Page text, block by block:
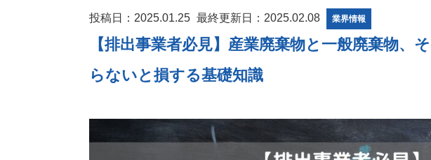
投稿日：2025.01.25 最終更新日：2025.02.08 業界情報
【排出事業者必見】産業廃棄物と一般廃棄物、
らないと損する基礎知識